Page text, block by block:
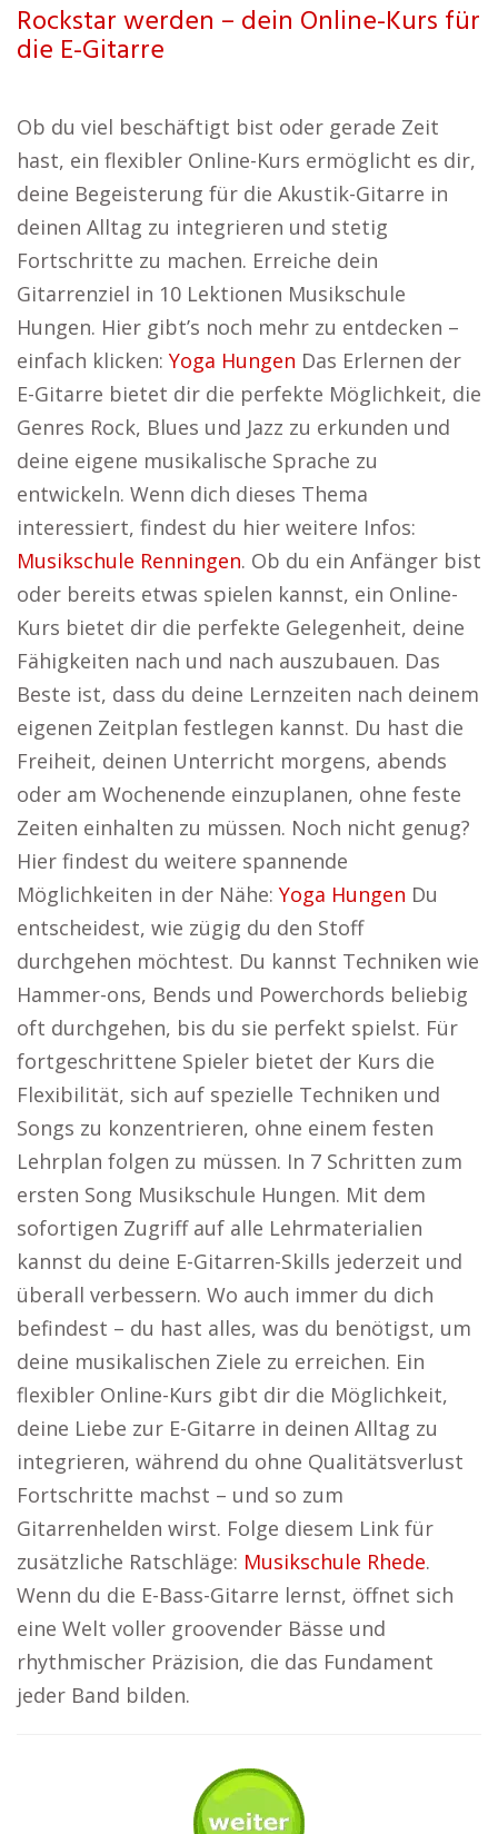
Rockstar werden – dein Online-Kurs für
die E-Gitarre
Ob du viel beschäftigt bist oder gerade Zeit
hast, ein flexibler Online-Kurs ermöglicht es dir,
deine Begeisterung für die Akustik-Gitarre in
deinen Alltag zu integrieren und stetig
Fortschritte zu machen. Erreiche dein
Gitarrenziel in 10 Lektionen Musikschule
Hungen. Hier gibt’s noch mehr zu entdecken –
einfach klicken: Yoga Hungen Das Erlernen der
E-Gitarre bietet dir die perfekte Möglichkeit, die
Genres Rock, Blues und Jazz zu erkunden und
deine eigene musikalische Sprache zu
entwickeln. Wenn dich dieses Thema
interessiert, findest du hier weitere Infos:
Musikschule Renningen. Ob du ein Anfänger bist
oder bereits etwas spielen kannst, ein Online-
Kurs bietet dir die perfekte Gelegenheit, deine
Fähigkeiten nach und nach auszubauen. Das
Beste ist, dass du deine Lernzeiten nach deinem
eigenen Zeitplan festlegen kannst. Du hast die
Freiheit, deinen Unterricht morgens, abends
oder am Wochenende einzuplanen, ohne feste
Zeiten einhalten zu müssen. Noch nicht genug?
Hier findest du weitere spannende
Möglichkeiten in der Nähe: Yoga Hungen Du
entscheidest, wie zügig du den Stoff
durchgehen möchtest. Du kannst Techniken wie
Hammer-ons, Bends und Powerchords beliebig
oft durchgehen, bis du sie perfekt spielst. Für
fortgeschrittene Spieler bietet der Kurs die
Flexibilität, sich auf spezielle Techniken und
Songs zu konzentrieren, ohne einem festen
Lehrplan folgen zu müssen. In 7 Schritten zum
ersten Song Musikschule Hungen. Mit dem
sofortigen Zugriff auf alle Lehrmaterialien
kannst du deine E-Gitarren-Skills jederzeit und
überall verbessern. Wo auch immer du dich
befindest – du hast alles, was du benötigst, um
deine musikalischen Ziele zu erreichen. Ein
flexibler Online-Kurs gibt dir die Möglichkeit,
deine Liebe zur E-Gitarre in deinen Alltag zu
integrieren, während du ohne Qualitätsverlust
Fortschritte machst – und so zum
Gitarrenhelden wirst. Folge diesem Link für
zusätzliche Ratschläge: Musikschule Rhede.
Wenn du die E-Bass-Gitarre lernst, öffnet sich
eine Welt voller groovender Bässe und
rhythmischer Präzision, die das Fundament
jeder Band bilden.